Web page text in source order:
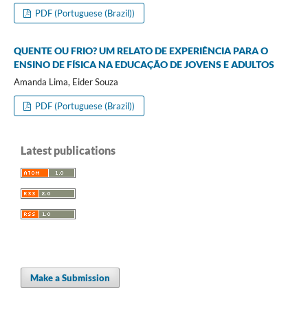
PDF (Portuguese (Brazil))
QUENTE OU FRIO? UM RELATO DE EXPERIÊNCIA PARA O
ENSINO DE FÍSICA NA EDUCAÇÃO DE JOVENS E ADULTOS
Amanda Lima, Eider Souza
PDF (Portuguese (Brazil))
Latest publications
Make a Submission